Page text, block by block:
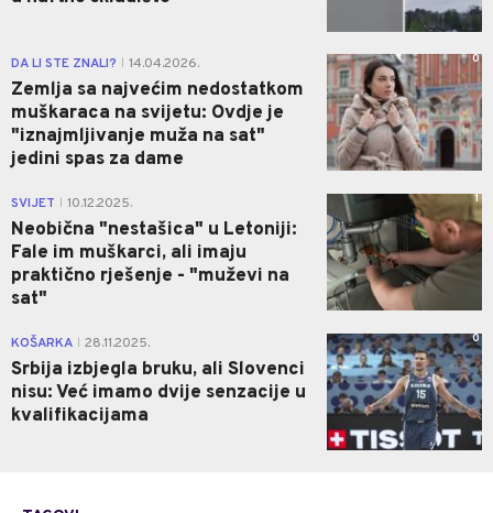
DA LI STE ZNALI? 14.04.2026.
Zemlja sa najvećim nedostatkom
muškaraca na svijetu: Ovdje je
"iznajmljivanje muža na sat"
jedini spas za dame
0
SVIJET 10.12.2025.
Neobična "nestašica" u Letoniji:
Fale im muškarci, ali imaju
praktično rješenje - "muževi na
sat"
1
KOŠARKA 28.11.2025.
Srbija izbjegla bruku, ali Slovenci
nisu: Već imamo dvije senzacije u
kvalifikacijama
0